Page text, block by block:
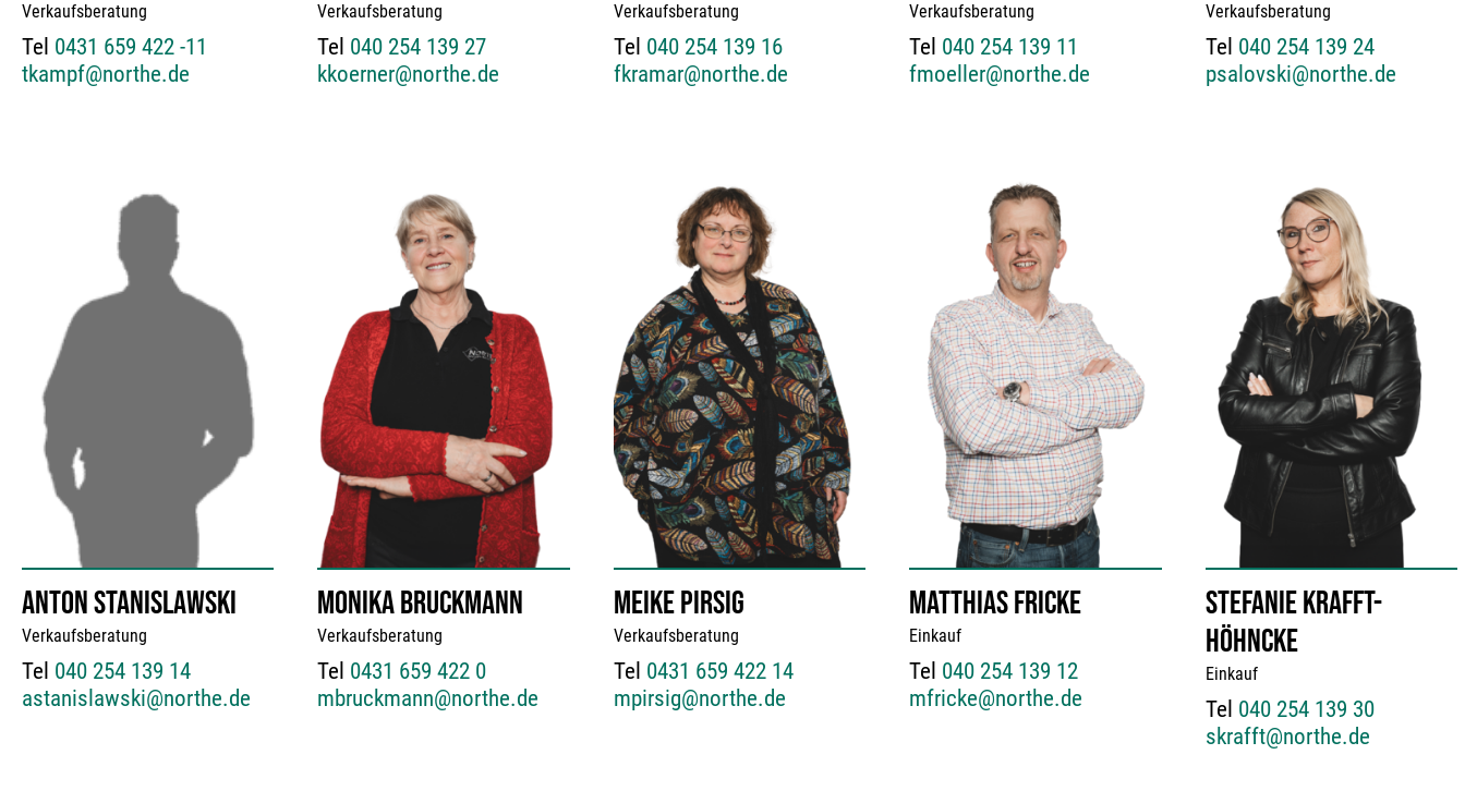
Verkaufsberatung
Tel 0431 659 422 -11
tkampf@northe.de
Verkaufsberatung
Tel 040 254 139 27
kkoerner@northe.de
Verkaufsberatung
Tel 040 254 139 16
fkramar@northe.de
Verkaufsberatung
Tel 040 254 139 11
fmoeller@northe.de
Verkaufsberatung
Tel 040 254 139 24
psalovski@northe.de
ANTON STANISLAWSKI
Verkaufsberatung
Tel 040 254 139 14
astanislawski@northe.de
MONIKA BRUCKMANN
Verkaufsberatung
Tel 0431 659 422 0
mbruckmann@northe.de
MEIKE PIRSIG
Verkaufsberatung
Tel 0431 659 422 14
mpirsig@northe.de
MATTHIAS FRICKE
Einkauf
Tel 040 254 139 12
mfricke@northe.de
STEFANIE KRAFFT-
HÖHNCKE
Einkauf
Tel 040 254 139 30
skrafft@northe.de